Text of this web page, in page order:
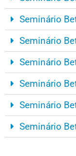
Seminário
Seminário
Seminário
Seminário
Seminário
Seminário